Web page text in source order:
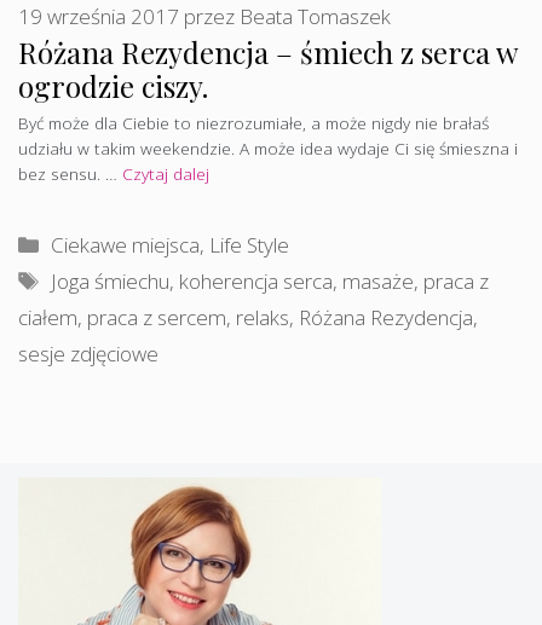
Różana Rezydencja – śmiech z serca w
ogrodzie ciszy.
19 września 2017 przez Beata Tomaszek
Być może dla Ciebie to niezrozumiałe, a może nigdy nie brałaś
udziału w takim weekendzie. A może idea wydaje Ci się śmieszna i
bez sensu. … Czytaj dalej
Kategorie
Ciekawe miejsca, Life Style
Tagi
Joga śmiechu, koherencja serca, masaże, praca z
ciałem, praca z sercem, relaks, Różana Rezydencja,
sesje zdjęciowe